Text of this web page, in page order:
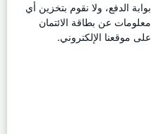
بوابة الدفع، ولا نقوم بتخزين أي
معلومات عن بطاقة الائتمان
على موقعنا الإلكتروني.